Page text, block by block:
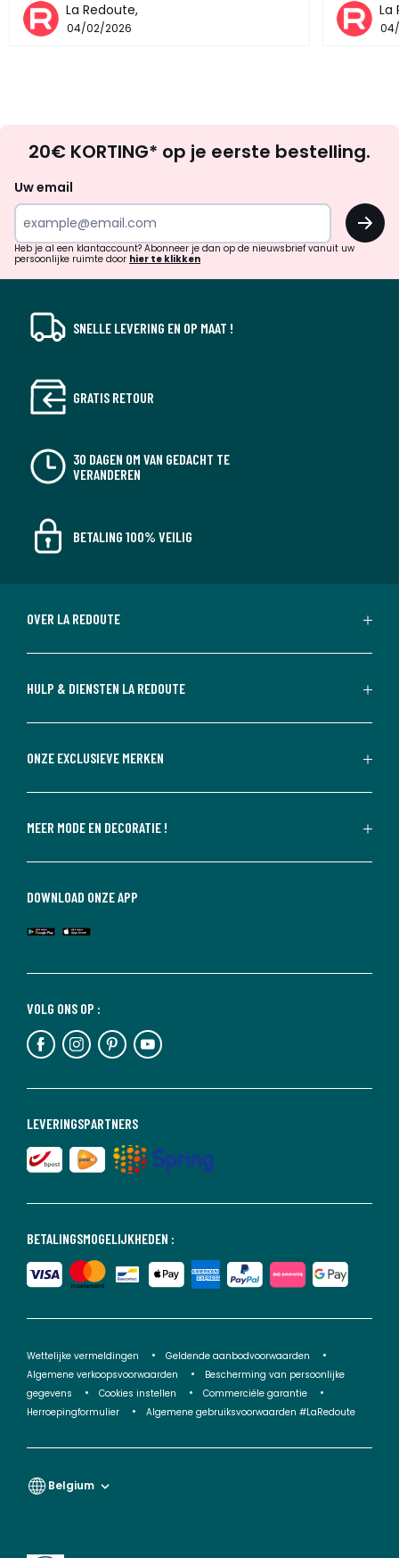
La Redoute,
04/02/2026
La
zoek
inspiratie
verrassingen?
20€ KORTING* op je eerste bestelling.
Uw email
OK
Heb je al een klantaccount? Abonneer je dan op de nieuwsbrief vanuit uw
persoonlijke ruimte door hier te klikken
SNELLE LEVERING EN OP MAAT !
GRATIS RETOUR
30 DAGEN OM VAN GEDACHT TE
VERANDEREN
BETALING 100% VEILIG
OVER LA REDOUTE
HULP & DIENSTEN LA REDOUTE
ONZE EXCLUSIEVE MERKEN
MEER MODE EN DECORATIE !
BETALINGSMOGELIJKHEDEN :
LEVERINGSPARTNERS
VOLG ONS OP :
DOWNLOAD ONZE APP
Wettelijke vermeldingen
Geldende aanbodvoorwaarden
Algemene verkoopsvoorwaarden
Bescherming van persoonlijke
gegevens
Cookies instellen
Commerciële garantie
Herroepingformulier
Algemene gebruiksvoorwaarden #LaRedoute
Belgium